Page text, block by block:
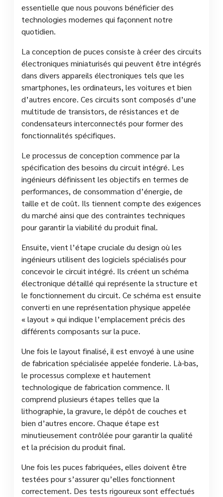
essentielle que nous pouvons bénéficier des
technologies modernes qui façonnent notre
quotidien.
La conception de puces consiste à créer des circuits
électroniques miniaturisés qui peuvent être intégrés
dans divers appareils électroniques tels que les
smartphones, les ordinateurs, les voitures et bien
d’autres encore. Ces circuits sont composés d’une
multitude de transistors, de résistances et de
condensateurs interconnectés pour former des
fonctionnalités spécifiques.
Le processus de conception commence par la
spécification des besoins du circuit intégré. Les
ingénieurs définissent les objectifs en termes de
performances, de consommation d’énergie, de
taille et de coût. Ils tiennent compte des exigences
du marché ainsi que des contraintes techniques
pour garantir la viabilité du produit final.
Ensuite, vient l’étape cruciale du design où les
ingénieurs utilisent des logiciels spécialisés pour
concevoir le circuit intégré. Ils créent un schéma
électronique détaillé qui représente la structure et
le fonctionnement du circuit. Ce schéma est ensuite
converti en une représentation physique appelée
« layout » qui indique l’emplacement précis des
différents composants sur la puce.
Une fois le layout finalisé, il est envoyé à une usine
de fabrication spécialisée appelée fonderie. Là-bas,
le processus complexe et hautement
technologique de fabrication commence. Il
comprend plusieurs étapes telles que la
lithographie, la gravure, le dépôt de couches et
bien d’autres encore. Chaque étape est
minutieusement contrôlée pour garantir la qualité
et la précision du produit final.
Une fois les puces fabriquées, elles doivent être
testées pour s’assurer qu’elles fonctionnent
correctement. Des tests rigoureux sont effectués